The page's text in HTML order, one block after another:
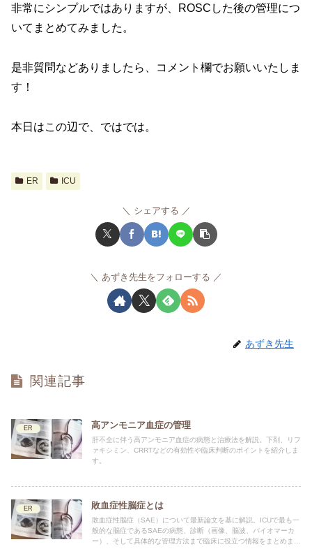
非常にシンプルではありますが、ROSCした後の管理につ
いてまとめてみました。
是非質問などありましたら、コメント欄でお願いいたしま
す！
本日はこの辺で、ではでは。
ER ICU
シェアする
あずき先生をフォローする
あずき先生
関連記事
ER 高アンモニア血症の管理
肝不全に伴う高アンモニア血症の病態と治療法を解説。下剤、リフ
ァキシミン、CRRTなどの有効性や臨床判断のポイントを紹介しま
す。
ER 敗血症性脳症とは
敗血症性脳症（SAE）について最新論文を基に解説。ICUで最も一
般的な脳症であるSAEの病態、診断（画像、脳波、バイオマーカ
ー）、そして具体的な管理方法まで臨床に役立つ情報をまとめまし